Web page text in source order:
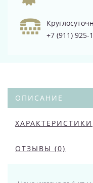
+7 (911) 925-
ОПИСАНИЕ
ХАРАКТЕРИСТИКИ
ОТЗЫВЫ (0)